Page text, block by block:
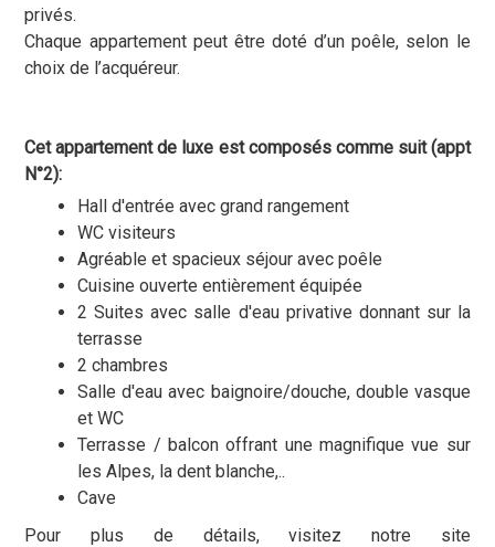
privés.
Chaque appartement peut être doté d’un poêle, selon le
choix de l’acquéreur.
Cet appartement de luxe est composés comme suit (appt
N°2):
Hall d'entrée avec grand rangement
WC visiteurs
Agréable et spacieux séjour avec poêle
Cuisine ouverte entièrement équipée
2 Suites avec salle d'eau privative donnant sur la
terrasse
2 chambres
Salle d'eau avec baignoire/douche, double vasque
et WC
Terrasse / balcon offrant une magnifique vue sur
les Alpes, la dent blanche,..
Cave
Pour plus de détails, visitez notre site